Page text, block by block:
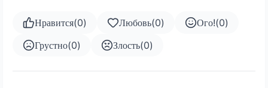
Нравится(0) Любовь(0) Ого!(0)
Грустно(0) Злость(0)